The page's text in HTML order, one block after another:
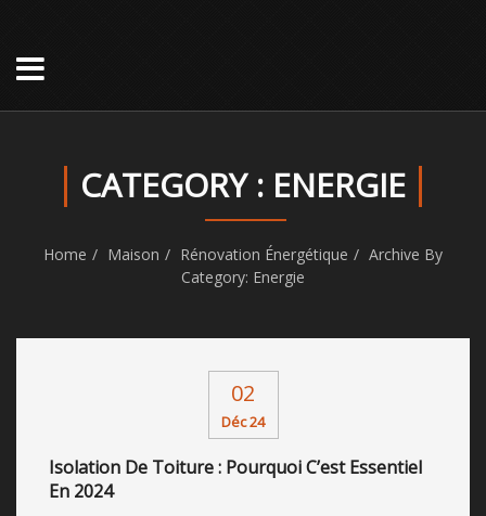
CATEGORY : ENERGIE
Home Maison Rénovation Énergétique
Archive By
Category: Energie
02
Déc 24
Isolation De Toiture : Pourquoi C’est Essentiel
En 2024